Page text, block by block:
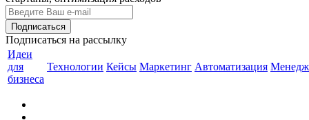
Подписаться на рассылку
Идеи
для
бизнеса
Технологии Кейсы Маркетинг Автоматизация